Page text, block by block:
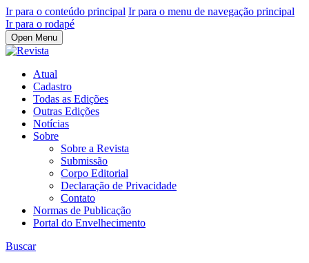
Ir para o conteúdo principal Ir para o menu de navegação principal
Ir para o rodapé
Open Menu
Atual
Cadastro
Todas as Edições
Outras Edições
Notícias
Sobre
Sobre a Revista
Submissão
Corpo Editorial
Declaração de Privacidade
Contato
Normas de Publicação
Portal do Envelhecimento
Buscar